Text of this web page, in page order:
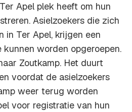
Apel plek heeft om hun
Asielzoekers die zich
in Ter Apel, krijgen een
kunnen worden opgeroepen.
Zoutkamp. Het duurt
voordat de asielzoekers
weer terug worden
voor registratie van hun